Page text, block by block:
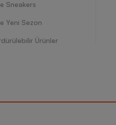
Sneakers
Yeni Sezon
Ürünler